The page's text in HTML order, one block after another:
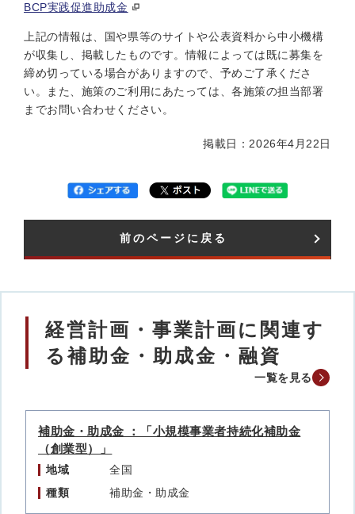
BCP実践促進助成金
上記の情報は、国や県等のサイトや公表資料から中小機構
が収集し、掲載したものです。情報によっては既に募集を
締め切っている場合がありますので、予めご了承くださ
い。また、施策のご利用にあたっては、各施策の担当部署
までお問い合わせください。
掲載日：2026年4月22日
前のページに戻る
経営計画・事業計画に関連す
る補助金・助成金・融資
一覧を見る
補助金・助成金 ：「小規模事業者持続化補助金
（創業型）」
地域
全国
種類
補助金・助成金